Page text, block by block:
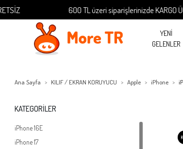
600 TL üzeri siparişlerinizde KARGO ÜCRETSİZ
YENİ
GELENLER
Ana Sayfa KILIF / EKRAN KORUYUCU Apple iPhone
KATEGORİLER
iPhone 16E
iPhone 17